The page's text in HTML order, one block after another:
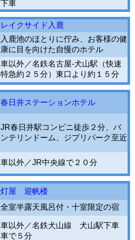
下車
レイクサイド入鹿
入鹿池のほとりに佇み、お客様の健
康に目を向けた自慢のホテル
車以外／名鉄名古屋-犬山駅（快速
特急約２５分）東口より約１５分
春日井ステーションホテル
JR春日井駅コンビニ徒歩２分、バ
ンテリンドーム、ジプリパーク至近
車以外／JR中央線で２０分
灯屋 迎帆楼
全室半露天風呂付・十室限定の宿
車以外／名鉄犬山線 犬山駅下車
車で５分